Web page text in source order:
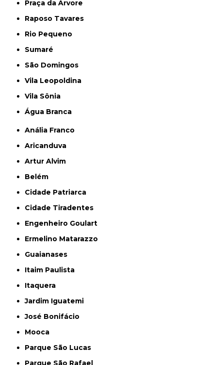
Praça da Arvore
Raposo Tavares
Rio Pequeno
Sumaré
São Domingos
Vila Leopoldina
Vila Sônia
Água Branca
Anália Franco
Aricanduva
Artur Alvim
Belém
Cidade Patriarca
Cidade Tiradentes
Engenheiro Goulart
Ermelino Matarazzo
Guaianases
Itaim Paulista
Itaquera
Jardim Iguatemi
José Bonifácio
Mooca
Parque São Lucas
Parque São Rafael